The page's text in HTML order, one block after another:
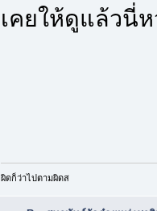
เคยให้ดูแล้วนี่
ผิดก็ว่าไปตามผิดส